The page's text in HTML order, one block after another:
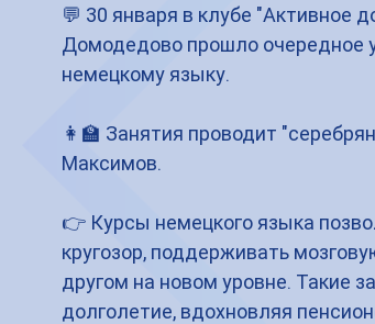
💬 30 января в клубе "Активное
Домодедово прошло очередное
немецкому языку.
👩‍🏫 Занятия проводит
Максимов.
👉 Курсы немецкого языка
кругозор, поддерживать
другом на новом уровне. Такие
долголетие, вдохновляя